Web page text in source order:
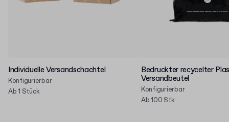
Individuelle Versandschachtel
Konfigurierbar
Ab 1 Stück
Bedruckter recycelter
Versandbeutel
Konfigurierbar
Ab 100 Stk.